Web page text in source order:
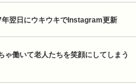
年翌日にウキウキでInstagram更新
ゃ働いて老人たちを笑顔にしてしまう